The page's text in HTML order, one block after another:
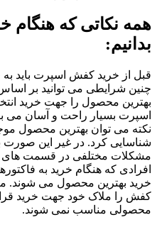
همه نکاتی که هنگام
بدانیم:
قبل از خرید کفش اسپرت باید
چنین شرایطی می توانید بر
بهترین محصول را جهت خرید
اسپرت بسیار راحت و آسان می
نکته می توان بهترین محصول
شناسایی کرد. در غیر این صورت
مشکلات مختلفی در قسمت های
افرادی که هنگام خرید به
خرید بهترین محصول می شوند.
کفش را ملاک خود جهت خرید
محصولی مناسب نمی شوند.